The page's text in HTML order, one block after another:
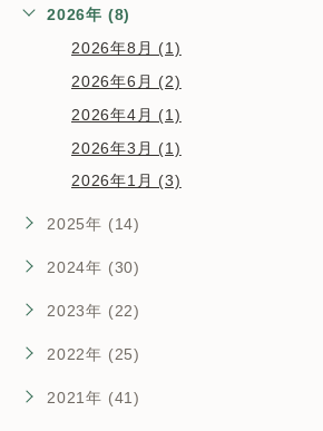
2026年 (8)
2026年8月 (1)
2026年6月 (2)
2026年4月 (1)
2026年3月 (1)
2026年1月 (3)
2025年 (14)
2024年 (30)
2023年 (22)
2022年 (25)
2021年 (41)